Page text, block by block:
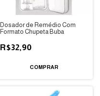
Dosador de Remédio Com
Formato Chupeta Buba
R$32,90